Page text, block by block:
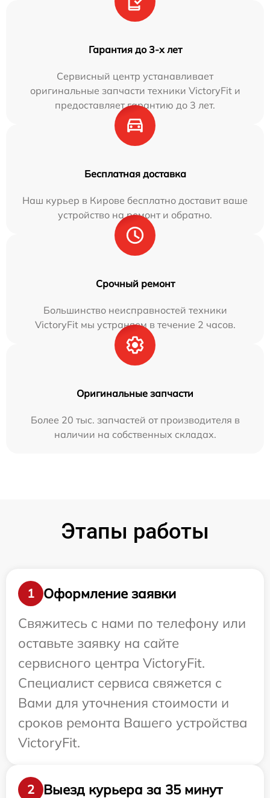
Гарантия до 3-х лет
Сервисный центр устанавливает
оригинальные запчасти техники VictoryFit и
предоставляет гарантию до 3 лет.
Бесплатная доставка
Наш курьер в Кирове бесплатно доставит ваше
устройство на ремонт и обратно.
Срочный ремонт
Большинство неисправностей техники
VictoryFit мы устраняем в течение 2 часов.
Оригинальные запчасти
Более 20 тыс. запчастей от производителя в
наличии на собственных складах.
Этапы работы
1
Оформление заявки
Свяжитесь с нами по телефону или
оставьте заявку на сайте
сервисного центра VictoryFit.
Специалист сервиса свяжется с
Вами для уточнения стоимости и
сроков ремонта Вашего устройства
VictoryFit.
2 Выезд курьера за 35 минут